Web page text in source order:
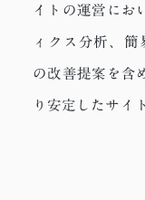
イトの運営にお
ィクス分析、
の改善提案を含
り安定したサイ